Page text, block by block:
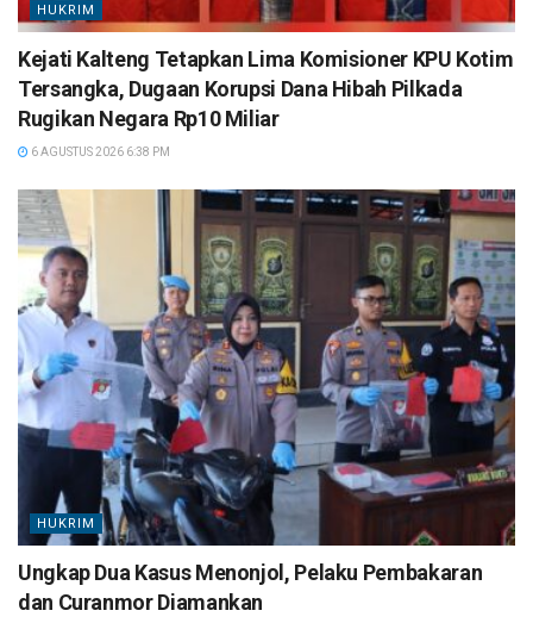
HUKRIM
Kejati Kalteng Tetapkan Lima Komisioner KPU Kotim
Tersangka, Dugaan Korupsi Dana Hibah Pilkada
Rugikan Negara Rp10 Miliar
6 AGUSTUS 2026 6:38 PM
HUKRIM
Ungkap Dua Kasus Menonjol, Pelaku Pembakaran
dan Curanmor Diamankan